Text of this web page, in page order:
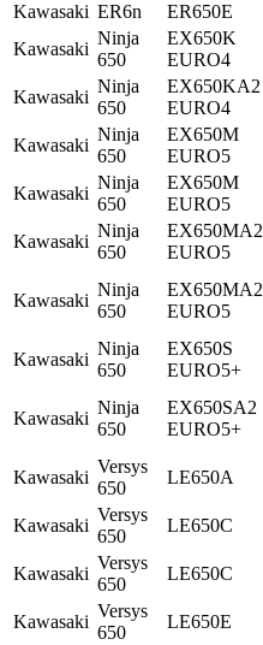
Kawasaki ER6n ER650E
Kawasaki
Ninja
650
EX650K
EURO4
Kawasaki
Ninja
650
EX650KA2
EURO4
Kawasaki
Ninja
650
EX650M
EURO5
Kawasaki
Ninja
650
EX650M
EURO5
Kawasaki
Ninja
650
EX650MA2
EURO5
Kawasaki
Ninja
650
EX650MA2
EURO5
Kawasaki
Ninja
650
EX650S
EURO5+
Kawasaki
Ninja
650
EX650SA2
EURO5+
Kawasaki
Versys
650
LE650A
Kawasaki
Versys
650
LE650C
Kawasaki
Versys
650
LE650C
Kawasaki
Versys
650
LE650E